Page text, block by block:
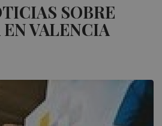
SOBRE
VALENCIA